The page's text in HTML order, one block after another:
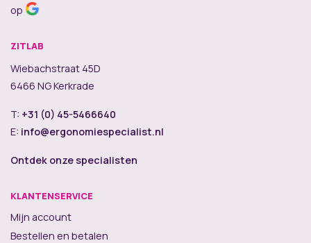
op
ZITLAB
Wiebachstraat 45D
6466 NG Kerkrade
T: +31 (0) 45-5466640
E: info@ergonomiespecialist.nl
Ontdek onze specialisten
KLANTENSERVICE
Mijn account
Bestellen en betalen